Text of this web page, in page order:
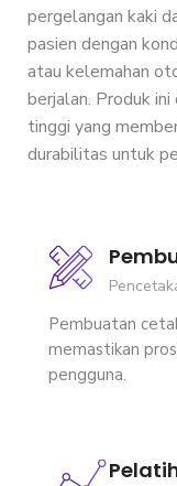
pergelangan kaki
pasien dengan
atau kelemahan
berjalan. Produk
tinggi yang
durabilitas untuk
Pembuatan
memastikan
pengguna.